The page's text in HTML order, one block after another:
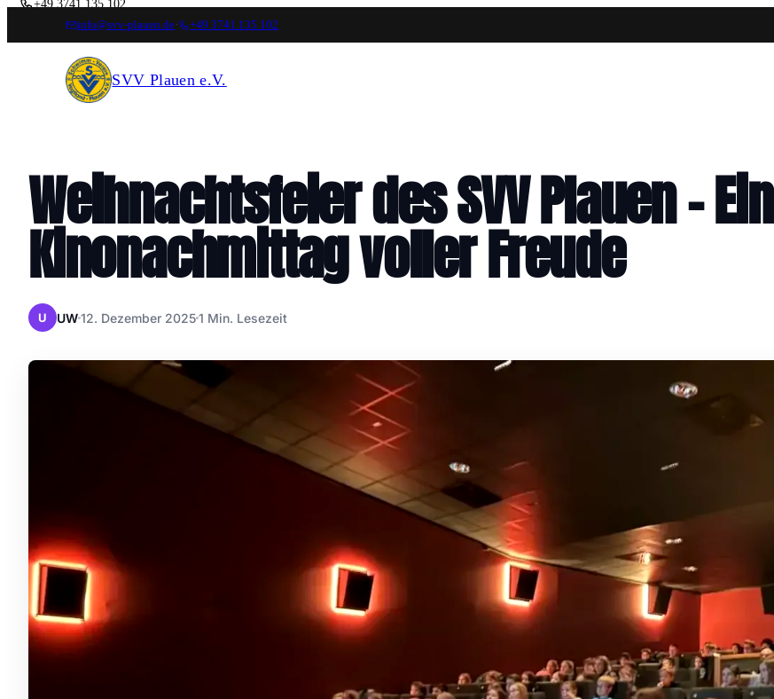
info@svv-plauen.de· +49 3741 135 102
SVV Plauen e.V.
+49 3741 135 102
Weihnachtsfeier des SVV Plauen – Ein
Kinonachmittag voller Freude
U UW12. Dezember 20251 Min. Lesezeit